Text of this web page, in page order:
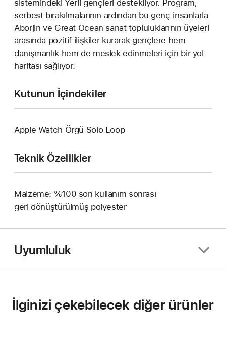
sistemindeki Yerli gençleri destekliyor. Program,
serbest bırakılmalarının ardından bu genç insanlarla
Aborjin ve Great Ocean sanat topluluklarının üyeleri
arasında pozitif ilişkiler kurarak gençlere hem
danışmanlık hem de meslek edinmeleri için bir yol
haritası sağlıyor.
Kutunun İçindekiler
Apple Watch Örgü Solo Loop
Teknik Özellikler
Malzeme: %100 son kullanım sonrası
geri dönüştürülmüş polyester
Uyumluluk
İlginizi çekebilecek diğer ürünler